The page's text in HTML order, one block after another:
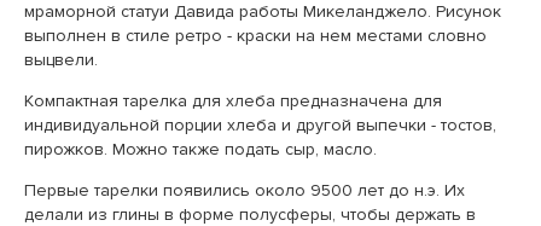
мраморной статуи Давида работы Микеланджело. Рисунок
выполнен в стиле ретро - краски на нем местами словно
выцвели.
Компактная тарелка для хлеба предназначена для
индивидуальной порции хлеба и другой выпечки - тостов,
пирожков. Можно также подать сыр, масло.
Первые тарелки появились около 9500 лет до н.э. Их
делали из глины в форме полусферы, чтобы держать в